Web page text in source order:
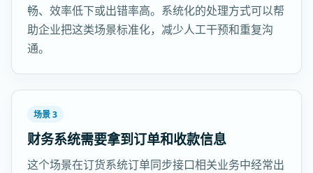
畅、效率低下或出错率高。系统化的处理方式可以帮
助企业把这类场景标准化，减少人工干预和重复沟
通。
场景 3
财务系统需要拿到订单和收款信息
这个场景在订货系统订单同步接口相关业务中经常出